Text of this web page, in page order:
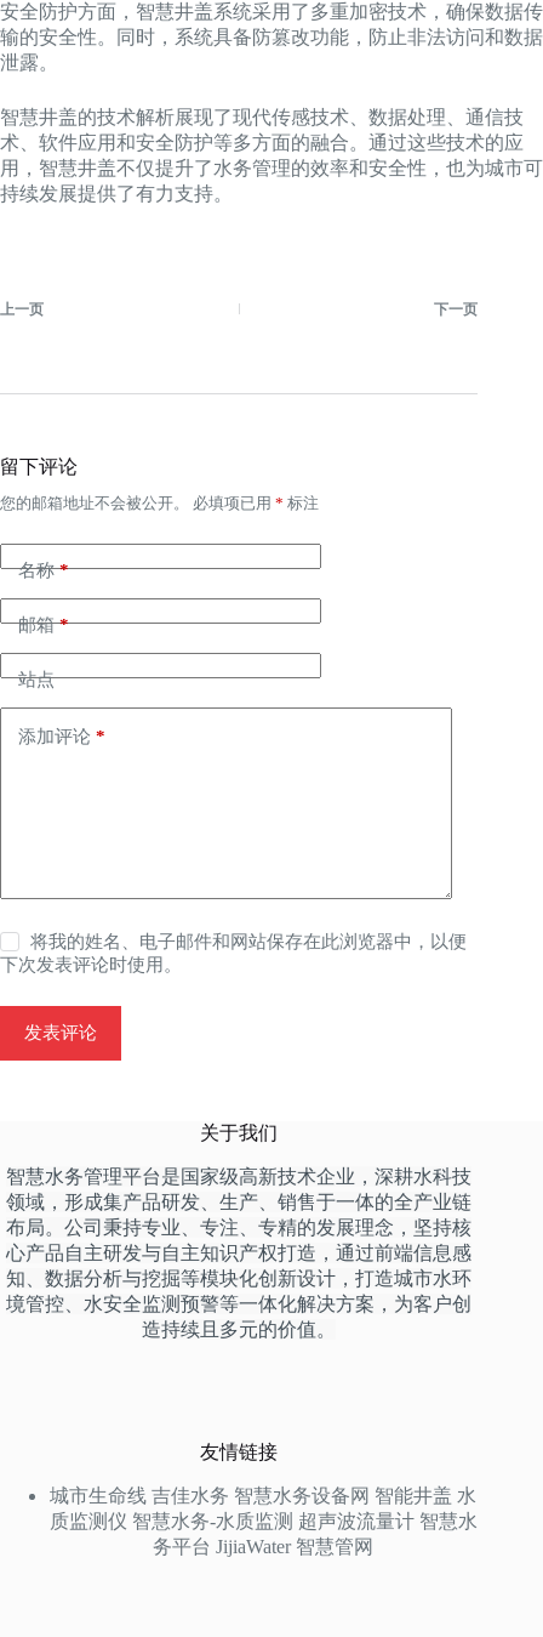
安全防护方面，智慧井盖系统采用了多重加密技术，确保数据传
输的安全性。同时，系统具备防篡改功能，防止非法访问和数据
泄露。
智慧井盖的技术解析展现了现代传感技术、数据处理、通信技
术、软件应用和安全防护等多方面的融合。通过这些技术的应
用，智慧井盖不仅提升了水务管理的效率和安全性，也为城市可
持续发展提供了有力支持。
上一页 下一页
留下评论
您的邮箱地址不会被公开。 必填项已用 * 标注
名称*
邮箱*
站点
添加评论 *
将我的姓名、电子邮件和网站保存在此浏览器中，以便
下次发表评论时使用。
发表评论
关于我们
智慧水务管理平台是国家级高新技术企业，深耕水科技
领域，形成集产品研发、生产、销售于一体的全产业链
布局。公司秉持专业、专注、专精的发展理念，坚持核
心产品自主研发与自主知识产权打造，通过前端信息感
知、数据分析与挖掘等模块化创新设计，打造城市水环
境管控、水安全监测预警等一体化解决方案，为客户创
造持续且多元的价值。
友情链接
城市生命线 吉佳水务 智慧水务设备网 智能井盖 水
质监测仪 智慧水务-水质监测 超声波流量计 智慧水
务平台 JijiaWater 智慧管网